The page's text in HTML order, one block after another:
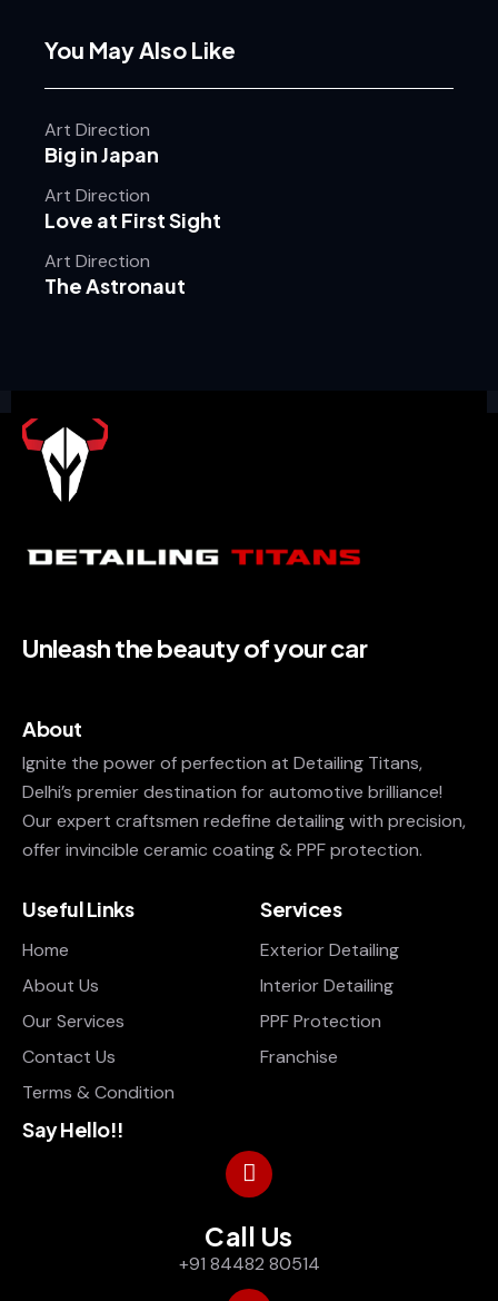
You May Also Like
Art Direction
Big in Japan
Art Direction
Love at First Sight
Art Direction
The Astronaut
Unleash the beauty of your car
About
Ignite the power of perfection at Detailing Titans,
Delhi’s premier destination for automotive brilliance!
Our expert craftsmen redefine detailing with precision,
offer invincible ceramic coating & PPF protection.
Useful Links
Home
About Us
Our Services
Contact Us
Terms & Condition
Services
Exterior Detailing
Interior Detailing
PPF Protection
Franchise
Say Hello!!
Call Us
+91 84482 80514